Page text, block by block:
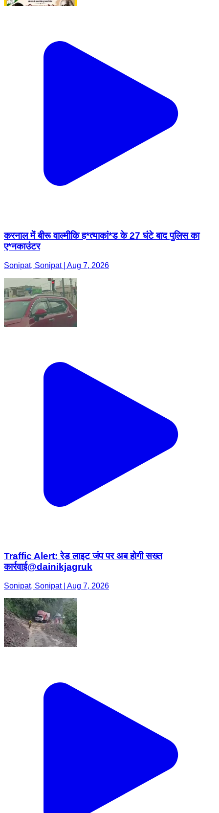
करनाल में बीरू वाल्मीकि ह*त्याकां*ड के 27 घंटे बाद पुलिस का
ए*नकाउंटर
Sonipat, Sonipat | Aug 7, 2026
Traffic Alert: रेड लाइट जंप पर अब होगी सख्त
कार्रवाई@dainikjagruk
Sonipat, Sonipat | Aug 7, 2026